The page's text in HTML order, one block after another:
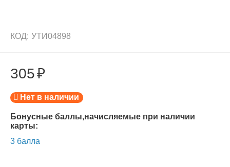
КОД: УТИ04898
305₽
Нет в наличии
Бонусные баллы,начисляемые при наличии
карты:
3 балла